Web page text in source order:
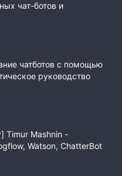
чат-ботов и
чатботов с помощью
руководство
Timur Mashnin -
Watson, ChatterBot